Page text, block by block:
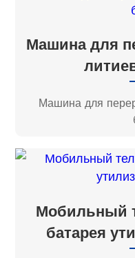
Машина для
Машина для
Мобильный
батарея